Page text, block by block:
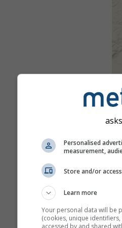
Personalised
measurement,
Store and/or
Learn more
Your personal data will be
(cookies, unique
accessed by and shared